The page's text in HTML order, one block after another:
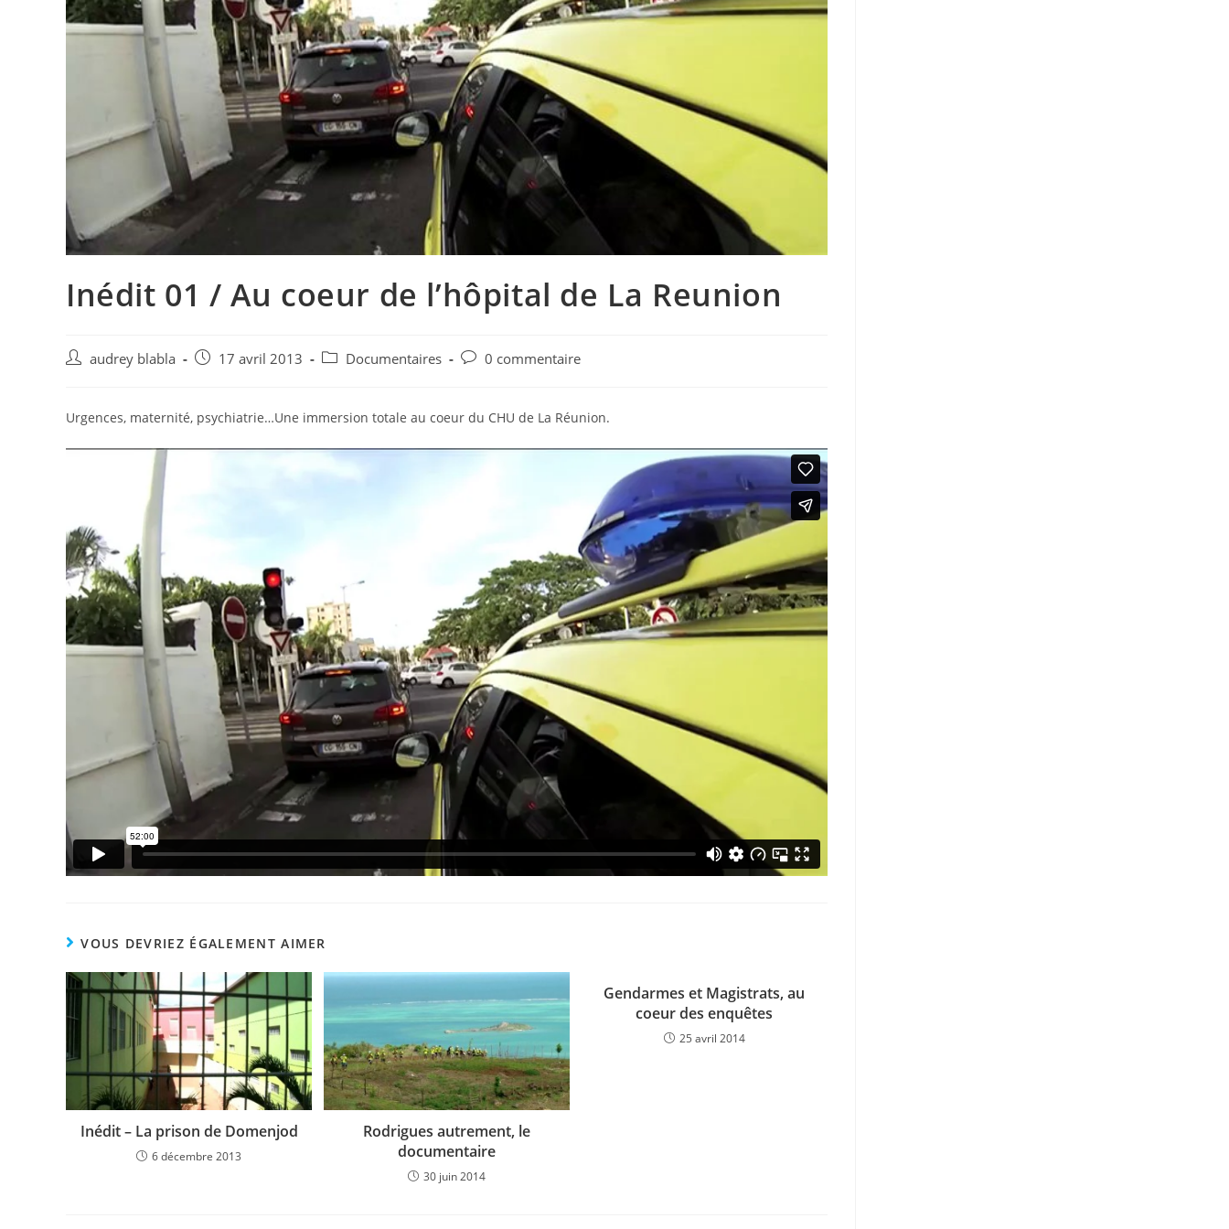
Inédit 01 / Au coeur de l’hôpital de La Reunion
Auteur/autrice
publication :
audrey blabla
Post 17 avril 2013
Post Documentaires
Post0 commentaire
Urgences, maternité, psychiatrie…Une immersion totale au coeur du CHU de La Réunion.
VOUS DEVRIEZ ÉGALEMENT AIMER
Inédit – La prison de Domenjod
6 décembre 2013
Rodrigues autrement, le
documentaire
30 juin 2014
Gendarmes et Magistrats, au
coeur des enquêtes
25 avril 2014